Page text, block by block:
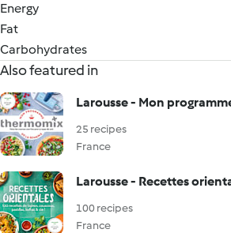
Energy
Fat
Carbohydrates
Also featured in
25 recipes
France
Larousse - Recettes
100 recipes
France